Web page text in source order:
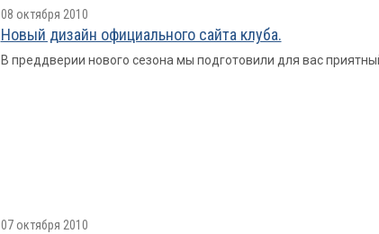
08 октября 2010
Новый дизайн официального сайта клуба.
В преддверии нового сезона мы подготовили для вас
07 октября 2010